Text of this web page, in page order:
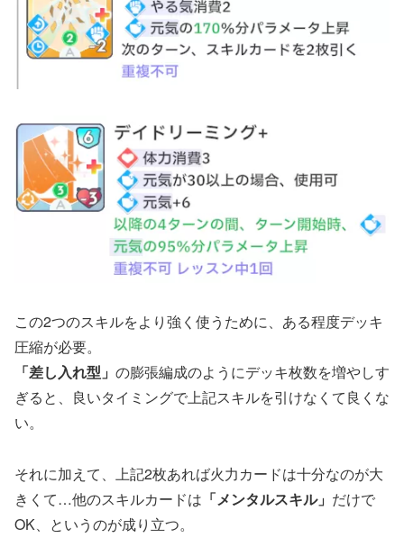
この2つのスキルをより強く使うために、ある程度デッキ
圧縮が必要。
「差し入れ型」 の膨張編成のようにデッキ枚数を増やしす
ぎると、良いタイミングで上記スキルを引けなくて良くな
い。
それに加えて、上記2枚あれば火力カードは十分なのが大
きくて…他のスキルカードは 「メンタルスキル」 だけで
OK、というのが成り立つ。